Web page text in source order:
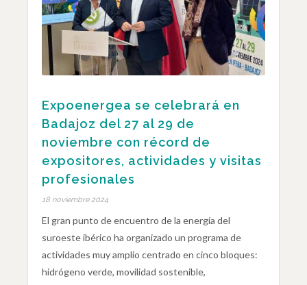
Expoenergea se celebrará en
Badajoz del 27 al 29 de
noviembre con récord de
expositores, actividades y visitas
profesionales
18 noviembre 2024
El gran punto de encuentro de la energía del
suroeste ibérico ha organizado un programa de
actividades muy amplio centrado en cinco bloques:
hidrógeno verde, movilidad sostenible,